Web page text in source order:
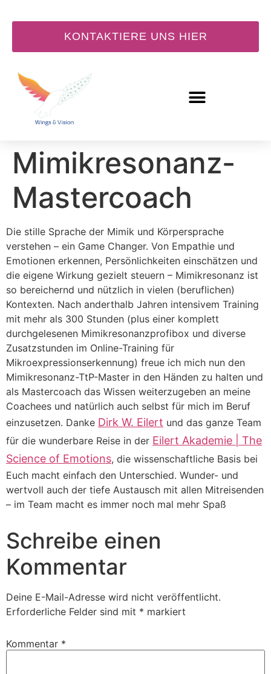
KONTAKTIERE UNS HIER
Zertifizierte
Mimikresonanz-
Mastercoach
Die stille Sprache der Mimik und Körpersprache
verstehen – ein Game Changer. Von Empathie und
Emotionen erkennen, Persönlichkeiten einschätzen und
die eigene Wirkung gezielt steuern – Mimikresonanz ist
so bereichernd und nützlich in vielen (beruflichen)
Kontexten. Nach anderthalb Jahren intensivem Training
mit mehr als 300 Stunden (plus einer komplett
durchgelesenen Mimikresonanzprofibox und diverse
Zusatzstunden im Online-Training für
Mikroexpressionserkennung) freue ich mich nun den
Mimikresonanz-TtP-Master in den Händen zu halten und
als Mastercoach das Wissen weiterzugeben an meine
Coachees und natürlich auch selbst für mich im Beruf
einzusetzen. Danke Dirk W. Eilert und das ganze Team
für die wunderbare Reise in der Eilert Akademie | The
Science of Emotions, die wissenschaftliche Basis bei
Euch macht einfach den Unterschied. Wunder- und
wertvoll auch der tiefe Austausch mit allen Mitreisenden
– im Team macht es immer noch mal mehr Spaß
Schreibe einen
Kommentar
Deine E-Mail-Adresse wird nicht veröffentlicht.
Erforderliche Felder sind mit * markiert
Kommentar *